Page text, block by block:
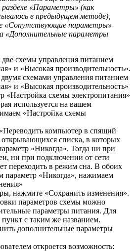
разделе «Параметры» (как
в предыдущем методе),
«Сопутствующие параметры»
«Дополнительные параметры
схемы управления питанием
и «Высокая производительность».
схемами управления питанием
и «Высокая производительность»
«Настройка схемы электропитания»
используется на вашем
«Настройка схемы
компьютер в спящий
открывающихся списка, в которых
«Никогда». Тогда ни при
ни при подключении от сети
переходить в режим сна. В обоих
параметр «Никогда», нажимаем
нажмите «Сохранить изменения».
параметров схемы можно
параметры питания. Для
с таким же названием.
дополнительные параметры
откроется возможность: